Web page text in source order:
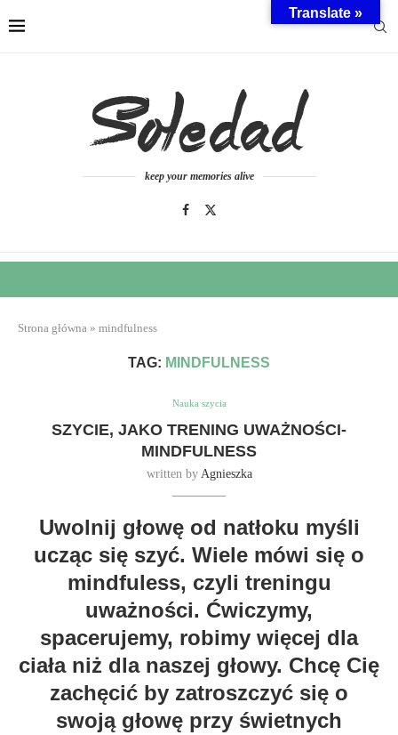
keep your memories alive
Strona główna » mindfulness
TAG: MINDFULNESS
Nauka szycia
SZYCIE, JAKO TRENING UWAŻNOŚCI-
MINDFULNESS
written by Agnieszka
Uwolnij głowę od natłoku myśli
ucząc się szyć. Wiele mówi się o
mindfuless, czyli treningu
uważności. Ćwiczymy,
spacerujemy, robimy więcej dla
ciała niż dla naszej głowy. Chcę Cię
zachęcić by zatroszczyć się o
swoją głowę przy świetnych
Translate »